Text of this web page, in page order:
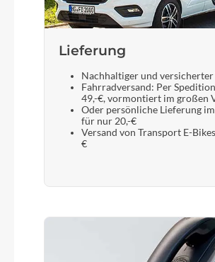
Lieferung
Nachhaltiger und versicherter
Fahrradversand: Per
49,-€, vormontiert im großen
Oder persönliche Lieferung
für nur 20,-€
Versand von Transport E-
€